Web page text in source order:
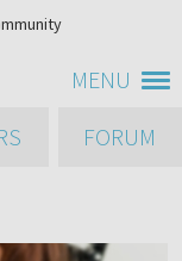
MENU
FORUM